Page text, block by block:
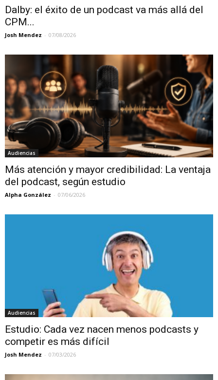
Dalby: el éxito de un podcast va más allá del
CPM...
Josh Mendez - 07/08/2026
Audiencias
Más atención y mayor credibilidad: La ventaja
del podcast, según estudio
Alpha González - 07/06/2026
Audiencias
Estudio: Cada vez nacen menos podcasts y
competir es más difícil
Josh Mendez - 07/03/2026